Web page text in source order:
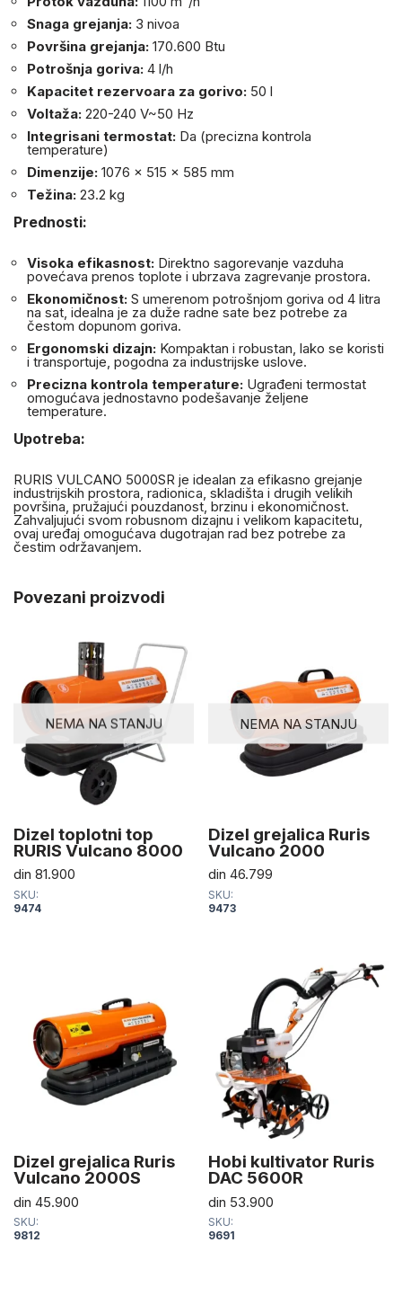
Snaga grejanja: 3 nivoa
Površina grejanja: 170.600 Btu
Potrošnja goriva: 4 l/h
Kapacitet rezervoara za gorivo: 50 l
Voltaža: 220-240 V~50 Hz
Integrisani termostat: Da (precizna kontrola
temperature)
Dimenzije: 1076 × 515 × 585 mm
Težina: 23.2 kg
Prednosti:
Visoka efikasnost: Direktno sagorevanje vazduha
povećava prenos toplote i ubrzava zagrevanje prostora.
Ekonomičnost: S umerenom potrošnjom goriva od 4 litra
na sat, idealna je za duže radne sate bez potrebe za
čestom dopunom goriva.
Ergonomski dizajn: Kompaktan i robustan, lako se koristi
i transportuje, pogodna za industrijske uslove.
Precizna kontrola temperature: Ugrađeni termostat
omogućava jednostavno podešavanje željene
temperature.
Upotreba:
RURIS VULCANO 5000SR je idealan za efikasno grejanje
industrijskih prostora, radionica, skladišta i drugih velikih
površina, pružajući pouzdanost, brzinu i ekonomičnost.
Zahvaljujući svom robusnom dizajnu i velikom kapacitetu,
ovaj uređaj omogućava dugotrajan rad bez potrebe za
čestim održavanjem.
Povezani proizvodi
NEMA NA STANJU
Dizel toplotni top
RURIS Vulcano 8000
din 81.900
SKU:
9474
NEMA NA STANJU
Dizel grejalica Ruris
Vulcano 2000
din 46.799
SKU:
9473
Dizel grejalica Ruris
Vulcano 2000S
din 45.900
SKU:
9812
Hobi kultivator Ruris
DAC 5600R
din 53.900
SKU:
9691